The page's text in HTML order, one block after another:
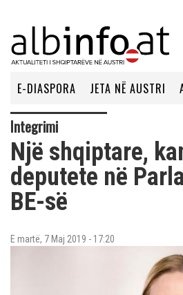
E-DIASPORA JETA NË AUSTRI
Integrimi
Një shqiptare,
deputete në
BE-së
E martë, 7 Maj 2019 - 17:20